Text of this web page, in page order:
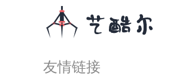
友情链接